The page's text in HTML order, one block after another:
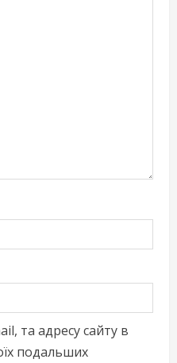
та адресу сайту в
подальших